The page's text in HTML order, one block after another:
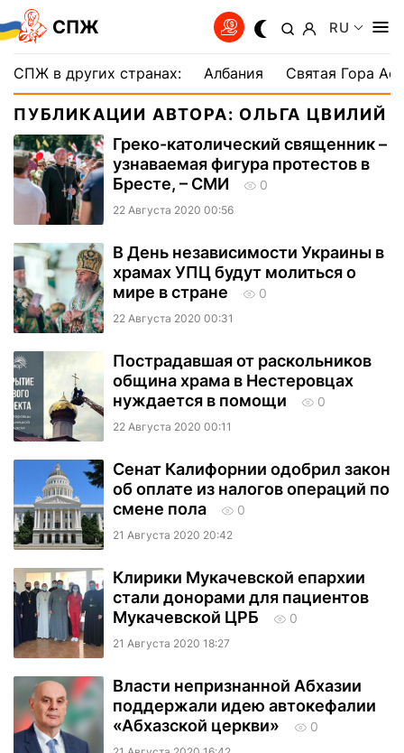
СПЖ RU
СПЖ в других странах: Албания Святая Гора
ПУБЛИКАЦИИ АВТОРА: ОЛЬГА ЦВИЛИЙ
Греко-католический священник –
узнаваемая фигура протестов в
Бресте, – СМИ
0
22 Августа 2020 00:56
В День независимости Украины в
храмах УПЦ будут молиться о
мире в стране
0
22 Августа 2020 00:31
Пострадавшая от раскольников
община храма в Нестеровцах
нуждается в помощи
0
22 Августа 2020 00:11
Сенат Калифорнии одобрил закон
об оплате из налогов операций по
смене пола
0
21 Августа 2020 20:42
Клирики Мукачевской епархии
стали донорами для пациентов
Мукачевской ЦРБ
0
21 Августа 2020 18:27
Власти непризнанной Абхазии
поддержали идею автокефалии
«Абхазской церкви»
0